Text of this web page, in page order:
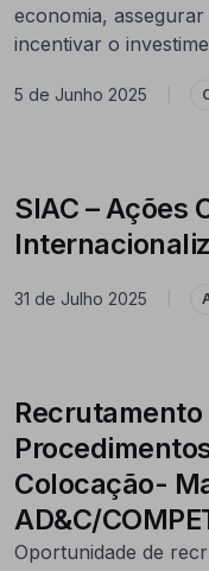
economia,
incentivar o
5 de Junho 2025
SIAC – Ações
31 de Julho 2025
Colocação-
AD&C/
Oportunidade de